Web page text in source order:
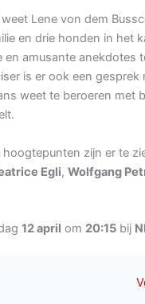
Lene von dem
en drie honden in het
en amusante anekdotes
is er ook een
weet te beroeren met
hoogtepunten zijn er te
Egli,Wolfgang
12 april om 20:15 bij